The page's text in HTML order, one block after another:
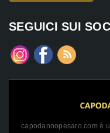
SEGUICI SUI
capodannopesaro.com è